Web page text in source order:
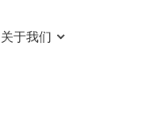
关于我们